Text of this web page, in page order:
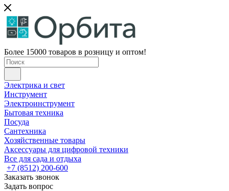
Более 15000 товаров в розницу и оптом!
Электрика и свет
Инструмент
Электроинструмент
Бытовая техника
Посуда
Сантехника
Хозяйственные товары
Аксессуары для цифровой техники
Все для сада и отдыха
+7 (8512) 200-600
Заказать звонок
Задать вопрос